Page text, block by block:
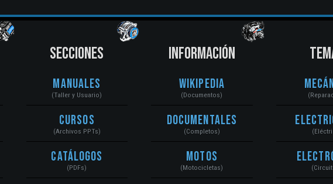
SECCIONES
Manuales
(Taller y Usuario)
Cursos
(Archivos PPTs)
Catálogos
(PDFs)
INFORMACIÓN
Wikipedia
(Documentos)
Documentales
(Completos)
Motos
(Motocicletas)